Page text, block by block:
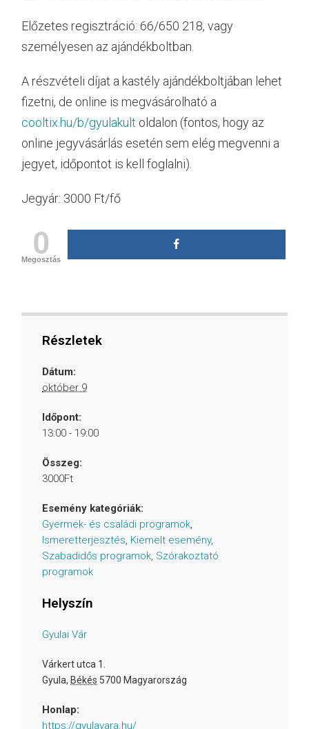
Előzetes regisztráció: 66/650 218, vagy
személyesen az ajándékboltban.
A részvételi díjat a kastély ajándékboltjában lehet
fizetni, de online is megvásárolható a
cooltix.hu/b/gyulakult oldalon (fontos, hogy az
online jegyvásárlás esetén sem elég megvenni a
jegyet, időpontot is kell foglalni).
Jegyár: 3000 Ft/fő
0
Megosztás
Részletek
Dátum:
október 9
Időpont:
13:00 - 19:00
Összeg:
3000Ft
Esemény kategóriák:
Gyermek- és családi programok,
Ismeretterjesztés, Kiemelt esemény,
Szabadidős programok, Szórakoztató
programok
Helyszín
Gyulai Vár
Várkert utca 1.
Gyula, Békés 5700 Magyarország
Honlap:
https://gyulavara.hu/